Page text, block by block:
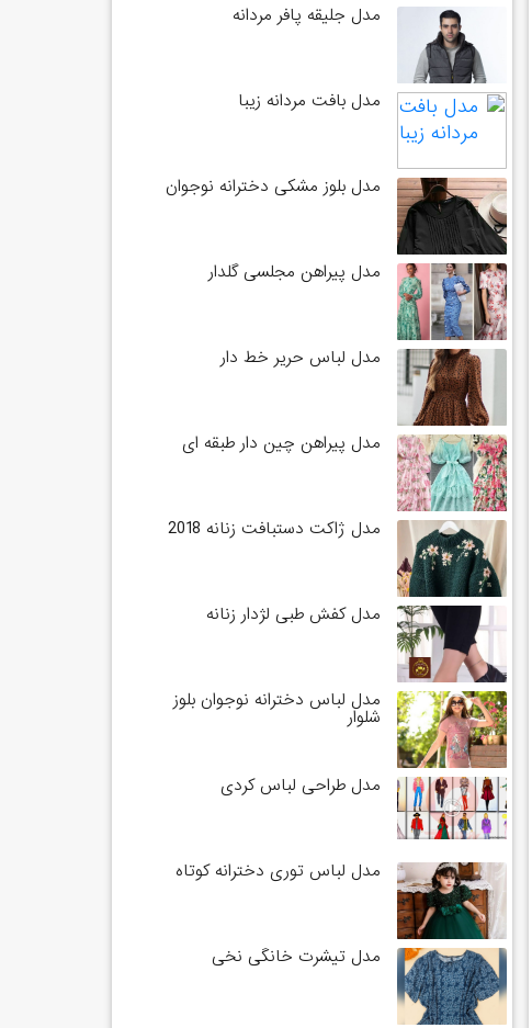
مدل جلیقه پافر مردانه
مدل بافت مردانه زیبا
مدل بلوز مشکی دخترانه نوجوان
مدل پیراهن مجلسی گلدار
مدل لباس حریر خط دار
مدل پیراهن چین دار طبقه ای
مدل ژاکت دستبافت زنانه 2018
مدل کفش طبی لژدار زنانه
مدل لباس دخترانه نوجوان بلوز
شلوار
مدل طراحی لباس کردی
مدل لباس توری دخترانه کوتاه
مدل تیشرت خانگی نخی